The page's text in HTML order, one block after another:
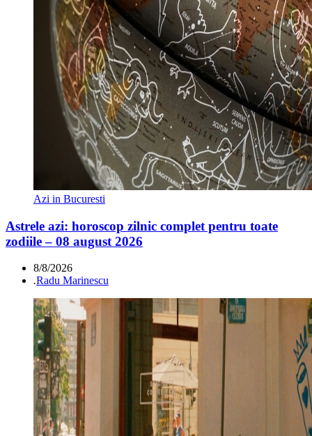
Azi in Bucuresti
Astrele azi: horoscop zilnic complet pentru toate
zodiile – 08 august 2026
8/8/2026
.Radu Marinescu